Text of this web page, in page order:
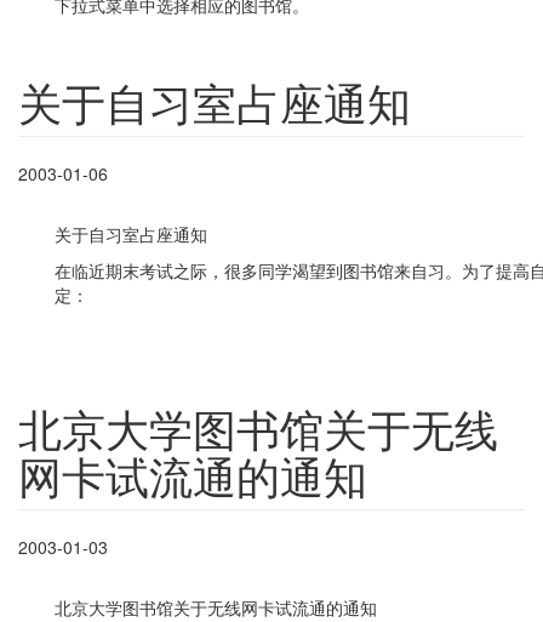
下拉式菜单中选择相应的图书馆。
关于自习室占座通知
2003-01-06
关于自习室占座通知
在临近期末考试之际，很多同学渴望到图书馆来自习。为了提高
定：
北京大学图书馆关于无线
网卡试流通的通知
2003-01-03
北京大学图书馆关于无线网卡试流通的通知